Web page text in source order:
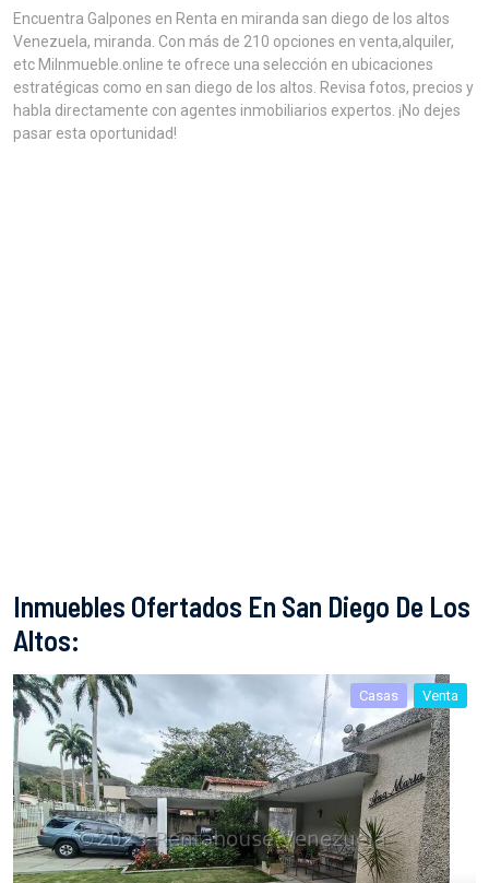
Encuentra Galpones en Renta en miranda san diego de los altos
Venezuela, miranda. Con más de 210 opciones en venta,alquiler,
etc MiInmueble.online te ofrece una selección en ubicaciones
estratégicas como en san diego de los altos. Revisa fotos, precios y
habla directamente con agentes inmobiliarios expertos. ¡No dejes
pasar esta oportunidad!
Inmuebles Ofertados En San Diego De Los
Altos:
Casas Venta